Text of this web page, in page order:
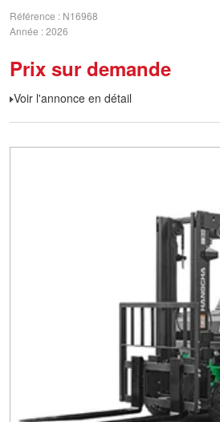
Référence
N16968
Année 2026
Prix sur demande
Voir l'annonce en détail